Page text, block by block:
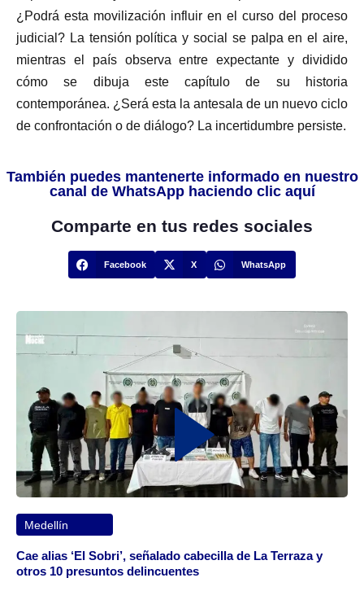
¿Podrá esta movilización influir en el curso del proceso
judicial? La tensión política y social se palpa en el aire,
mientras el país observa entre expectante y dividido
cómo se dibuja este capítulo de su historia
contemporánea. ¿Será esta la antesala de un nuevo ciclo
de confrontación o de diálogo? La incertidumbre persiste.
También puedes mantenerte informado en nuestro
canal de WhatsApp haciendo clic aquí
Comparte en tus redes sociales
Facebook X WhatsApp
Medellín
Cae alias ‘El Sobri’, señalado cabecilla de La Terraza y
otros 10 presuntos delincuentes